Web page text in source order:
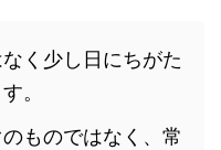
く少し日にちがた
。
ものではなく、常